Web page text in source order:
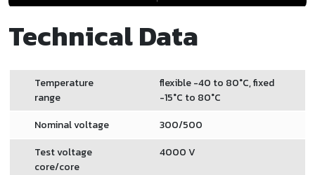
Technical Data
Temperature
range
flexible-40 to 80°C, fixed
-15°C to 80°C
Nominal voltage
300/500
Test voltage
core/core
4000V